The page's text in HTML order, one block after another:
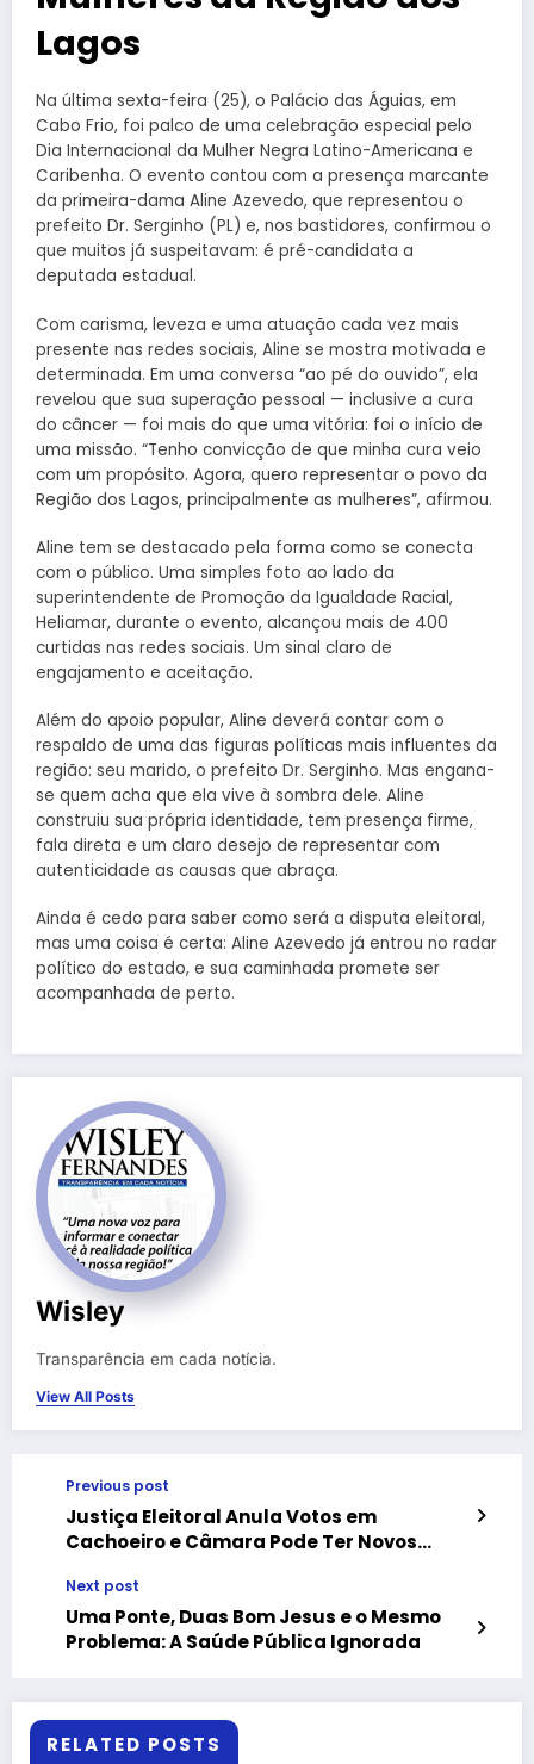
Lagos
Na última sexta-feira (25), o Palácio das Águias, em
Cabo Frio, foi palco de uma celebração especial pelo
Dia Internacional da Mulher Negra Latino-Americana e
Caribenha. O evento contou com a presença marcante
da primeira-dama Aline Azevedo, que representou o
prefeito Dr. Serginho (PL) e, nos bastidores, confirmou o
que muitos já suspeitavam: é pré-candidata a
deputada estadual.
Com carisma, leveza e uma atuação cada vez mais
presente nas redes sociais, Aline se mostra motivada e
determinada. Em uma conversa “ao pé do ouvido”, ela
revelou que sua superação pessoal — inclusive a cura
do câncer — foi mais do que uma vitória: foi o início de
uma missão. “Tenho convicção de que minha cura veio
com um propósito. Agora, quero representar o povo da
Região dos Lagos, principalmente as mulheres”, afirmou.
Aline tem se destacado pela forma como se conecta
com o público. Uma simples foto ao lado da
superintendente de Promoção da Igualdade Racial,
Heliamar, durante o evento, alcançou mais de 400
curtidas nas redes sociais. Um sinal claro de
engajamento e aceitação.
Além do apoio popular, Aline deverá contar com o
respaldo de uma das figuras políticas mais influentes da
região: seu marido, o prefeito Dr. Serginho. Mas engana-
se quem acha que ela vive à sombra dele. Aline
construiu sua própria identidade, tem presença firme,
fala direta e um claro desejo de representar com
autenticidade as causas que abraça.
Ainda é cedo para saber como será a disputa eleitoral,
mas uma coisa é certa: Aline Azevedo já entrou no radar
político do estado, e sua caminhada promete ser
acompanhada de perto.
Wisley
Transparência em cada notícia.
View All Posts
Previous post
Justiça Eleitoral Anula Votos em
Cachoeiro e Câmara Pode Ter Novos
Cota de Gênero
Next post
Uma Ponte, Duas Bom Jesus e o Mesmo
Problema: A Saúde Pública Ignorada
RELATED POSTS